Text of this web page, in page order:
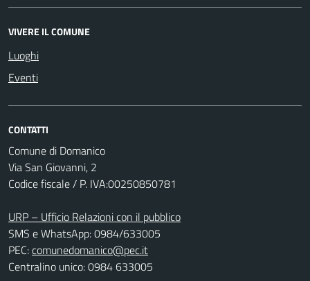
VIVERE IL COMUNE
Luoghi
Eventi
CONTATTI
Comune di Domanico
Via San Giovanni, 2
Codice fiscale / P. IVA:00250850781
URP – Ufficio Relazioni con il pubblico
SMS e WhatsApp: 0984/633005
PEC:comunedomanico@pec.it
Centralino unico: 0984 633005